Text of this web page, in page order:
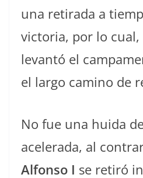
una retirada a
victoria, por lo cual,
levantó el
el largo camino de
No fue una huida
acelerada, al
Alfonso I se retiró